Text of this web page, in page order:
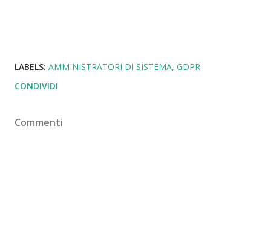
LABELS: AMMINISTRATORI DI SISTEMA GDPR
CONDIVIDI
Commenti